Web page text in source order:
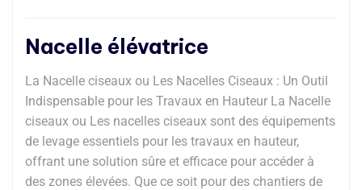
Nacelle élévatrice
La Nacelle ciseaux ou Les Nacelles Ciseaux : Un Outil
Indispensable pour les Travaux en Hauteur La Nacelle
ciseaux ou Les nacelles ciseaux sont des équipements
de levage essentiels pour les travaux en hauteur,
offrant une solution sûre et efficace pour accéder à
des zones élevées. Que ce soit pour des chantiers de